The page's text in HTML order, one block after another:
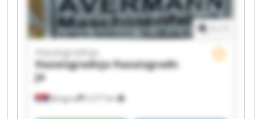
Beograd 2,277 km
Hazaizgradnja
HazaizgradnjaHazaizgradn
ja